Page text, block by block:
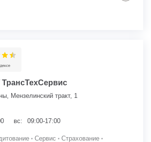
Мензелинский тракт, 1
вс: 09:00-17:00
Сервис
Страхование